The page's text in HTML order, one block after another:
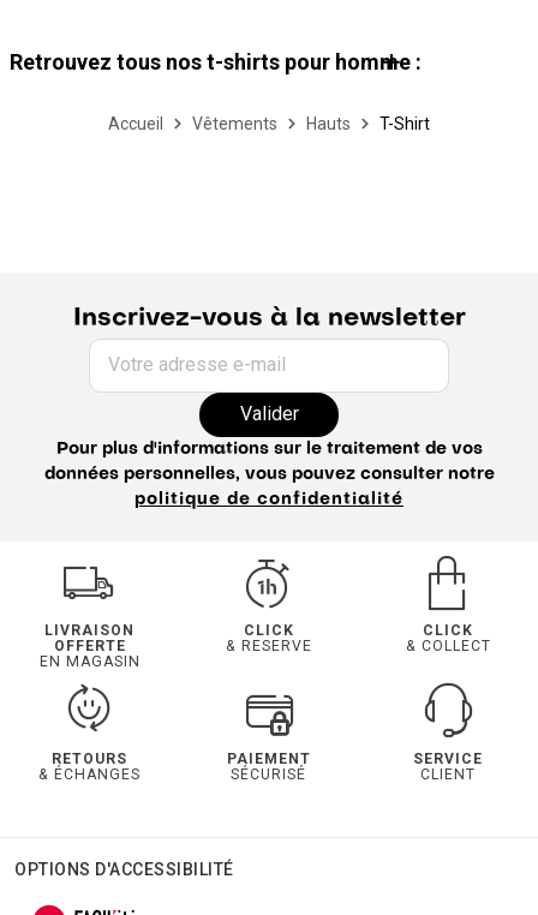
Retrouvez tous nos t-shirts pour homme :
T-shirt manches longues hommeT-shirt imprimé homme
Accueil Vêtements Hauts T-Shirt
Inscrivez-vous à la newsletter
Votre adresse e-mail
Valider
Pour plus d'informations sur le traitement de vos
données personnelles, vous pouvez consulter notre
politique de confidentialité
LIVRAISON
OFFERTE
EN MAGASIN
CLICK
& RESERVE
CLICK
& COLLECT
RETOURS
& ÉCHANGES
PAIEMENT
SÉCURISÉ
SERVICE
CLIENT
OPTIONS D'ACCESSIBILITÉ